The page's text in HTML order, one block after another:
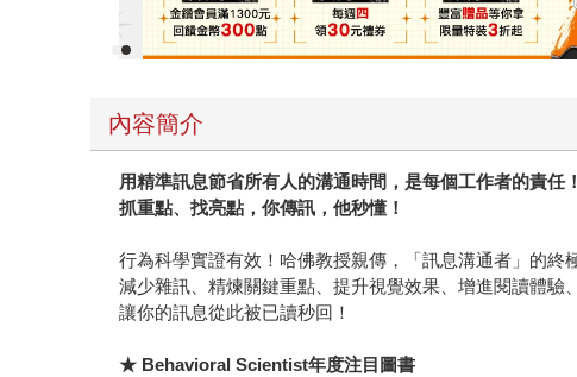
內容簡介
用精準訊息節省所有人的溝通時間，是每個工作者的責任！
抓重點、找亮點，你傳訊，他秒懂！
行為科學實證有效！哈佛教授親傳，「訊息溝通者」的終
減少雜訊、精煉關鍵重點、提升視覺效果、增進閱讀體驗
讓你的訊息從此被已讀秒回！
★ Behavioral Scientist年度注目圖書